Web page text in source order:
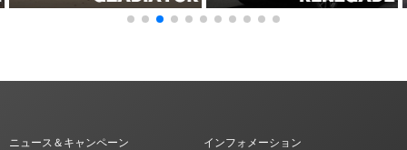
ニュース＆キャンペーン
インフォメーション